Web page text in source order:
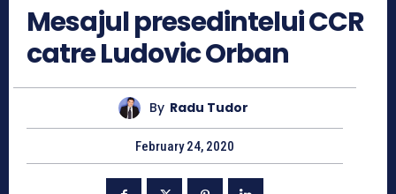
Mesajul presedintelui CCR
catre Ludovic Orban
By Radu Tudor
February 24, 2020